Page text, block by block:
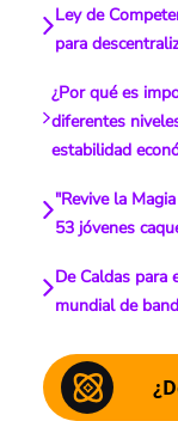
Ley de
para
¿Por qué es
diferentes
estabilidad
"Revive la
53 jóvenes
De Caldas para
mundial de